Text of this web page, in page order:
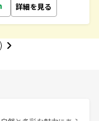
詳細を見る